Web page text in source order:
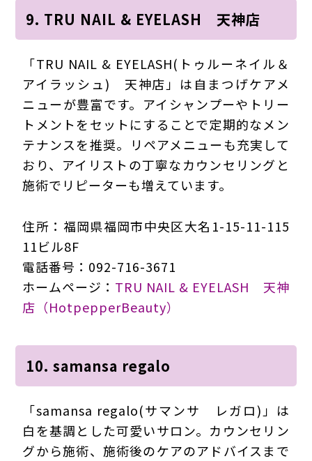
9. TRU NAIL & EYELASH 天神店
「TRU NAIL & EYELASH(トゥルーネイル＆
アイラッシュ) 天神店」は自まつげケアメ
ニューが豊富です。アイシャンプーやトリー
トメントをセットにすることで定期的なメン
テナンスを推奨。リペアメニューも充実して
おり、アイリストの丁寧なカウンセリングと
施術でリピーターも増えています。
住所：福岡県福岡市中央区大名1-15-11-115
11ビル8F
電話番号：092-716-3671
ホームページ： TRU NAIL & EYELASH 天神
店（HotpepperBeauty）
10. samansa regalo
「samansa regalo(サマンサ レガロ)」は
白を基調とした可愛いサロン。カウンセリン
グから施術、施術後のケアのアドバイスまで